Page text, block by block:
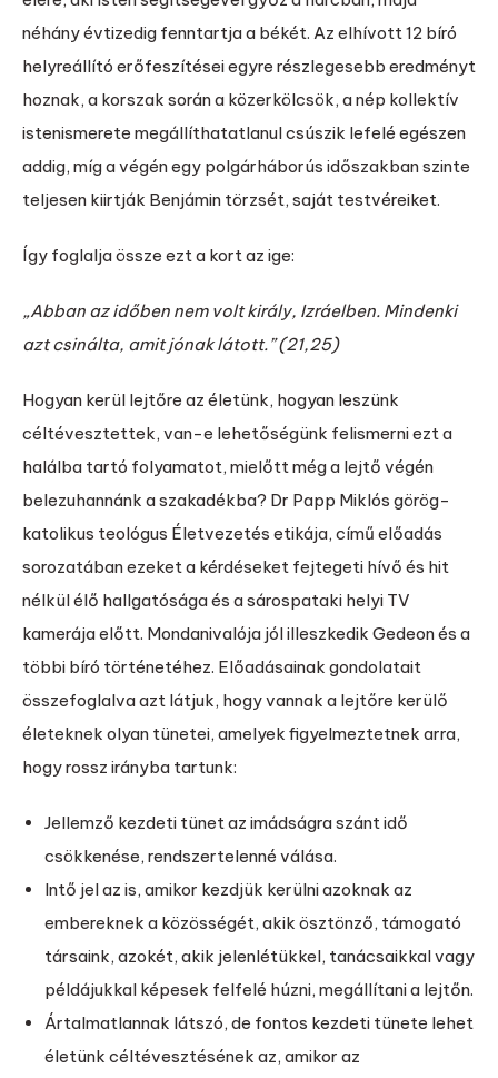
néhány évtizedig fenntartja a békét. Az elhívott 12 bíró
helyreállító erőfeszítései egyre részlegesebb eredményt
hoznak, a korszak során a közerkölcsök, a nép kollektív
istenismerete megállíthatatlanul csúszik lefelé egészen
addig, míg a végén egy polgárháborús időszakban szinte
teljesen kiirtják Benjámin törzsét, saját testvéreiket.
Így foglalja össze ezt a kort az ige:
„Abban az időben nem volt király, Izráelben. Mindenki
azt csinálta, amit jónak látott.” (21,25)
Hogyan kerül lejtőre az életünk, hogyan leszünk
céltévesztettek, van-e lehetőségünk felismerni ezt a
halálba tartó folyamatot, mielőtt még a lejtő végén
belezuhannánk a szakadékba? Dr Papp Miklós görög-
katolikus teológus Életvezetés etikája, című előadás
sorozatában ezeket a kérdéseket fejtegeti hívő és hit
nélkül élő hallgatósága és a sárospataki helyi TV
kamerája előtt. Mondanivalója jól illeszkedik Gedeon és a
többi bíró történetéhez. Előadásainak gondolatait
összefoglalva azt látjuk, hogy vannak a lejtőre kerülő
életeknek olyan tünetei, amelyek figyelmeztetnek arra,
hogy rossz irányba tartunk:
Jellemző kezdeti tünet az imádságra szánt idő
csökkenése, rendszertelenné válása.
Intő jel az is, amikor kezdjük kerülni azoknak az
embereknek a közösségét, akik ösztönző, támogató
társaink, azokét, akik jelenlétükkel, tanácsaikkal vagy
példájukkal képesek felfelé húzni, megállítani a lejtőn.
Ártalmatlannak látszó, de fontos kezdeti tünete lehet
életünk céltévesztésének az, amikor az